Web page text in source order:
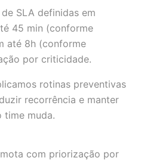
SLA definidas em
45 min (conforme
até 8h (conforme
por criticidade.
rotinas preventivas
recorrência e manter
time muda.
com priorização por